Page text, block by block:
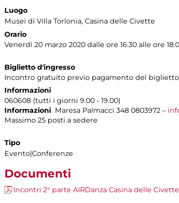
Luogo
Musei di Villa Torlonia, Casina delle Civette
Orario
Venerdì 20 marzo 2020 dalle ore 16.30 alle ore
Biglietto d'ingresso
Incontro gratuito previo pagamento del
Informazioni
060608 (tutti i giorni 9.00 - 19.00)
Informazioni Maresa Palmacci 348 0803972 –
Massimo 25 posti a sedere
Tipo
Evento|Conferenze
Documenti
Incontri 2° parte AIRDanza Casina delle Civette